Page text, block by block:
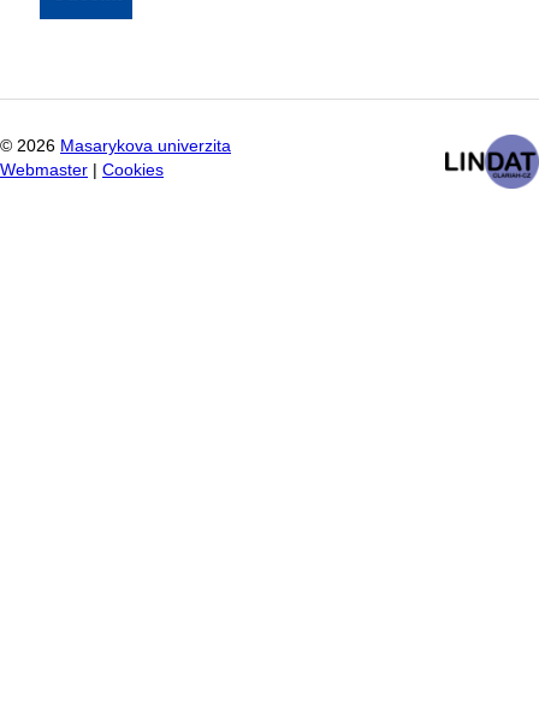
© 2026 Masarykova univerzita
Webmaster
Cookies